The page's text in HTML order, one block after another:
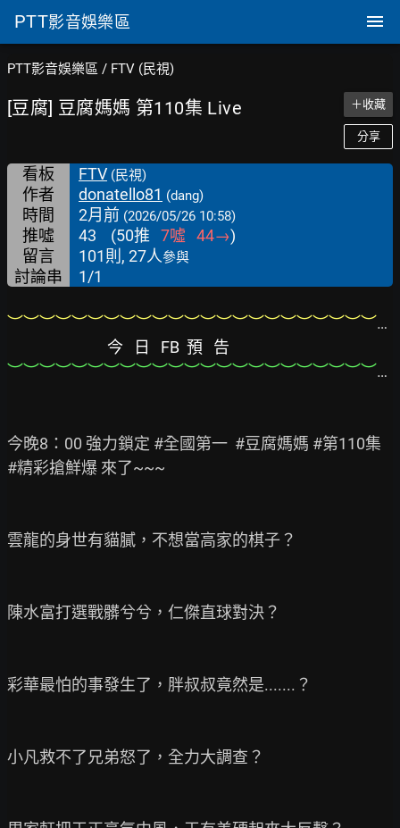
PTT影音娛樂區
PTT影音娛樂區 / FTV (民視)
[豆腐] 豆腐媽媽 第110集 Live ＋收藏
分享
看板 FTV (民視)
作者 donatello81 (dang)
時間 2月前 (2026/05/26 10:58)
推噓 43 (50推 7噓 44→)
留言
101則, 27人參與
討論串 1/1
︶︶︶︶︶︶︶︶︶︶︶︶︶︶︶︶︶︶︶︶︶︶︶︶︶︶︶︶︶︶︶︶︶︶︶︶︶︶︶
今   日   FB  預   告
︶︶︶︶︶︶︶︶︶︶︶︶︶︶︶︶︶︶︶︶︶︶︶︶︶︶︶︶︶︶︶︶︶︶︶︶︶︶︶
今晚8：00 強力鎖定 #全國第一  #豆腐媽媽 #第110集
#精彩搶鮮爆 來了~~~
雲龍的身世有貓膩，不想當高家的棋子？
陳水富打選戰髒兮兮，仁傑直球對決？
彩華最怕的事發生了，胖叔叔竟然是.......？
小凡救不了兄弟怒了，全力大調查？